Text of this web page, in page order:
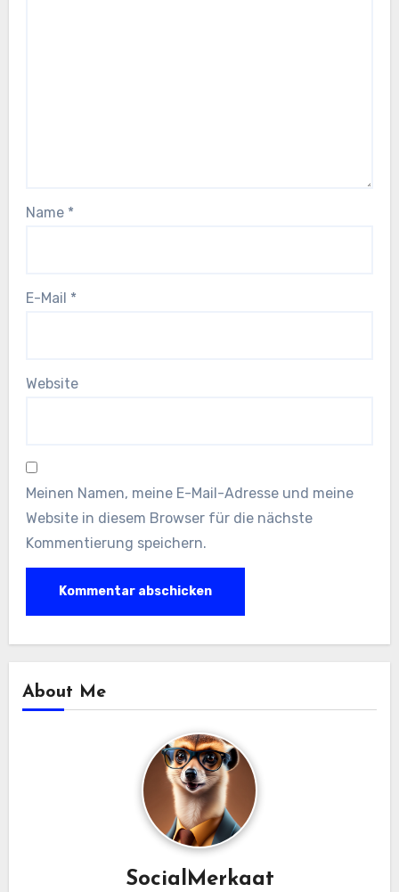
Name *
E-Mail *
Website
Meinen Namen, meine E-Mail-Adresse und meine
Website in diesem Browser für die nächste
Kommentierung speichern.
About Me
SocialMerkaat